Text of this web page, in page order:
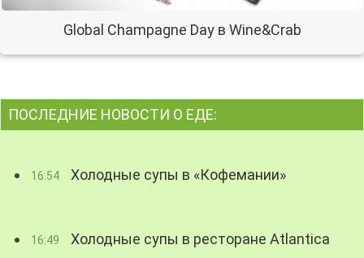
Global Champagne Day в Wine&Crab
ПОСЛЕДНИЕ НОВОСТИ О ЕДЕ:
16:54 Холодные супы в «Кофемании»
16:49 Холодные супы в ресторане Atlantica